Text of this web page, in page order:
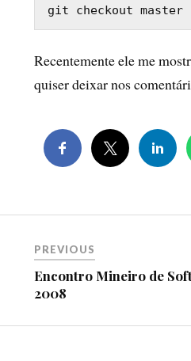
git checkout master
Recentemente ele me
quiser deixar nos
PREVIOUS
Encontro Mineiro de
2008